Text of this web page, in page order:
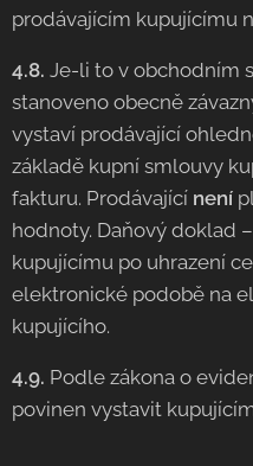
prodávajícím kupujícímu
4.8. Je-li to v obchodním
stanoveno obecně
vystaví prodávající
základě kupní smlouvy
fakturu. Prodávající není
hodnoty. Daňový doklad
kupujícímu po uhrazení
elektronické podobě na
kupujícího.
4.9. Podle zákona o
povinen vystavit